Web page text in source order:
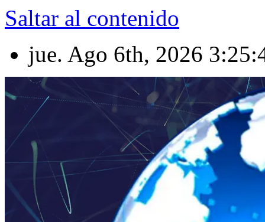
Saltar al contenido
jue. Ago 6th, 2026